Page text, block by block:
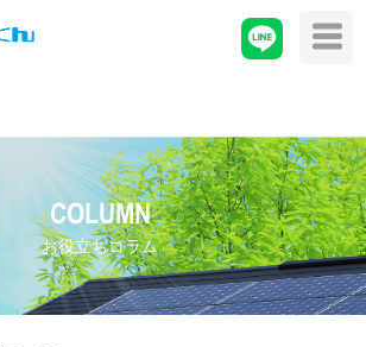
COLUMN
お役立ちコラム